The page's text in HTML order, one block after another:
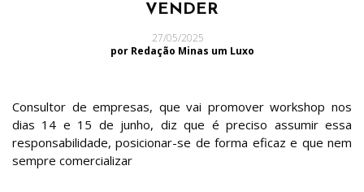
VENDER
27/05/2025
por Redação Minas um Luxo
Consultor de empresas, que vai promover workshop nos
dias 14 e 15 de junho, diz que é preciso assumir essa
responsabilidade, posicionar-se de forma eficaz e que nem
sempre comercializar